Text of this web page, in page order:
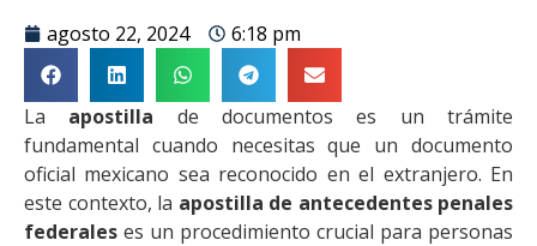
agosto 22, 2024 6:18 pm
La apostilla de documentos es un trámite
fundamental cuando necesitas que un documento
oficial mexicano sea reconocido en el extranjero. En
este contexto, la apostilla de antecedentes penales
federales es un procedimiento crucial para personas